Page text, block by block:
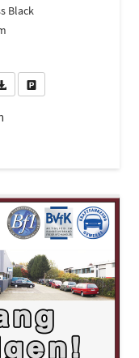
Black
Sie an
PDF-Datei, Fahrzeugexposé